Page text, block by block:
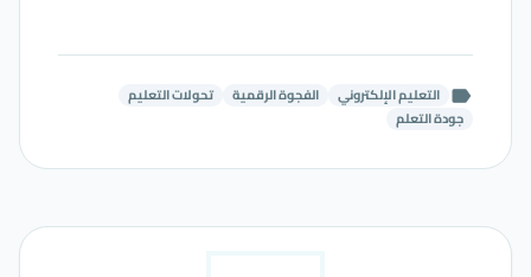
label التعليم الإلكتروني الفجوة الرقمية
تحولات التعليم
جودة التعلم